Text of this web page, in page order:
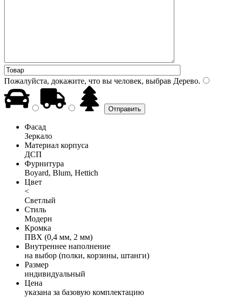
Пожалуйста, докажите, что вы человек, выбрав Дерево.
Фасад
Зеркало
Материал корпуса
ДСП
Фурнитура
Boyard, Blum, Hettich
Цвет
<
Светлый
Стиль
Модерн
Кромка
ПВХ (0,4 мм, 2 мм)
Внутреннее наполнение
на выбор (полки, корзины, штанги)
Размер
индивидуальный
Цена
указана за базовую комплектацию